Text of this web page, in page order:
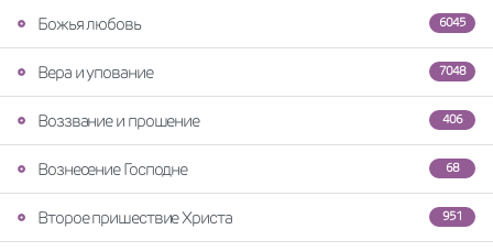
6045
Божья любовь
7048
Вера и упование
406
Воззвание и прошение
68
Вознесение Господне
951
Второе пришествие Христа